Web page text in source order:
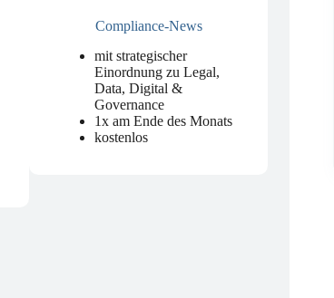
Compliance-News
mit strategischer
Einordnung zu Legal,
Data, Digital &
Governance
1x am Ende des Monats
kostenlos